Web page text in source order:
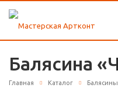
Балясина
Главная Каталог Балясины